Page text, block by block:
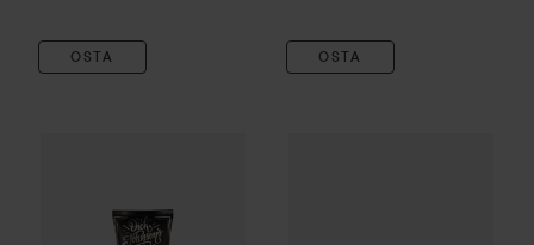
OSTA OSTA